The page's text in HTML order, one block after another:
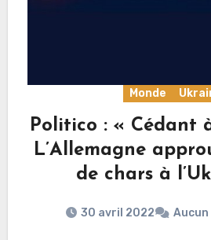
Monde
Politico : « Cédant
L’Allemagne
de chars à
30 avril 2022